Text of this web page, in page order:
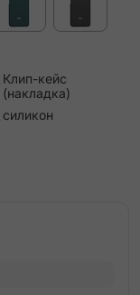
Клип-кейс
(накладка)
силикон